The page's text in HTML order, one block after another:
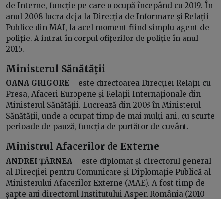
de Interne, funcție pe care o ocupă începând cu 2019. În
anul 2008 lucra deja la Direcția de Informare și Relații
Publice din MAI, la acel moment fiind simplu agent de
poliție. A intrat în corpul ofițerilor de poliție în anul
2015.
Ministerul Sănătății
OANA GRIGORE – este directoarea Direcției Relații cu
Presa, Afaceri Europene și Relații Internaționale din
Ministerul Sănătății. Lucrează din 2003 în Ministerul
Sănătății, unde a ocupat timp de mai mulți ani, cu scurte
perioade de pauză, funcția de purtător de cuvânt.
Ministrul Afacerilor de Externe
ANDREI ȚĂRNEA – este diplomat și directorul general
al Direcției pentru Comunicare și Diplomație Publică al
Ministerului Afacerilor Externe (MAE). A fost timp de
șapte ani directorul Institutului Aspen România (2010 –